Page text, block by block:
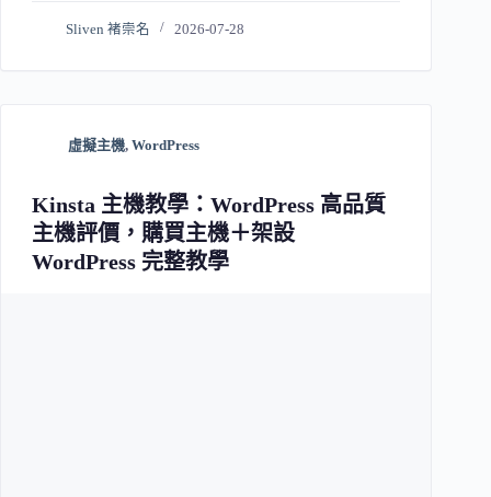
Sliven 褚崇名 2026-07-28
虛擬主機, WordPress
Kinsta 主機教學：WordPress 高品質
主機評價，購買主機＋架設
WordPress 完整教學